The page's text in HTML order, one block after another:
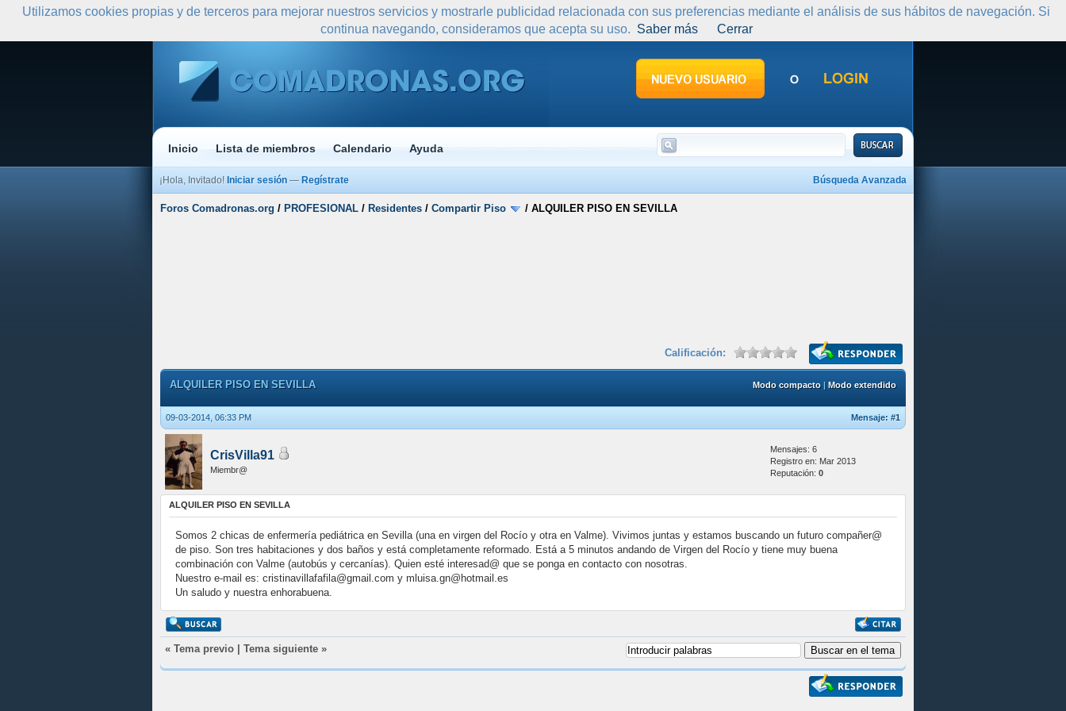
Inicio Lista de miembros Calendario Ayuda
Búsqueda Avanzada
¡Hola, Invitado! Iniciar sesión — Regístrate
Foros Comadronas.org / PROFESIONAL / Residentes / Compartir Piso / ALQUILER PISO EN SEVILLA
Calificación:
Modo compacto|Modo extendido
ALQUILER PISO EN SEVILLA
09-03-2014, 06:33 PM Mensaje: #1
CrisVilla91
Miembr@
Mensajes: 6
Registro en: Mar 2013
Reputación: 0
ALQUILER PISO EN SEVILLA
Somos 2 chicas de enfermería pediátrica en Sevilla (una en virgen del Rocío y otra en Valme). Vivimos juntas y estamos buscando un futuro compañer@
de piso. Son tres habitaciones y dos baños y está completamente reformado. Está a 5 minutos andando de Virgen del Rocío y tiene muy buena
combinación con Valme (autobús y cercanías). Quien esté interesad@ que se ponga en contacto con nosotras.
Nuestro e-mail es: cristinavillafafila@gmail.com y mluisa.gn@hotmail.es
Un saludo y nuestra enhorabuena.
« Tema previo Tema siguiente »
Utilizamos cookies propias y de terceros para mejorar nuestros servicios y mostrarle publicidad relacionada con sus preferencias mediante el análisis de sus hábitos de navegación. Si
continua navegando, consideramos que acepta su uso. Saber más Cerrar